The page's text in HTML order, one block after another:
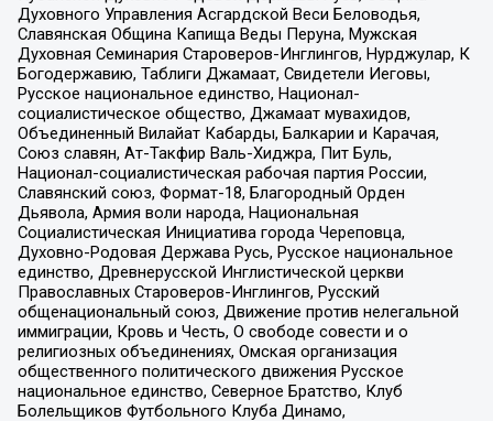
Духовного Управления Асгардской Веси Беловодья,
Славянская Община Капища Веды Перуна, Мужская
Духовная Семинария Староверов-Инглингов, Нурджулар, К
Богодержавию, Таблиги Джамаат, Свидетели Иеговы,
Русское национальное единство, Национал-
социалистическое общество, Джамаат мувахидов,
Объединенный Вилайат Кабарды, Балкарии и Карачая,
Союз славян, Ат-Такфир Валь-Хиджра, Пит Буль,
Национал-социалистическая рабочая партия России,
Славянский союз, Формат-18, Благородный Орден
Дьявола, Армия воли народа, Национальная
Социалистическая Инициатива города Череповца,
Духовно-Родовая Держава Русь, Русское национальное
единство, Древнерусской Инглистической церкви
Православных Староверов-Инглингов, Русский
общенациональный союз, Движение против нелегальной
иммиграции, Кровь и Честь, О свободе совести и о
религиозных объединениях, Омская организация
общественного политического движения Русское
национальное единство, Северное Братство, Клуб
Болельщиков Футбольного Клуба Динамо,